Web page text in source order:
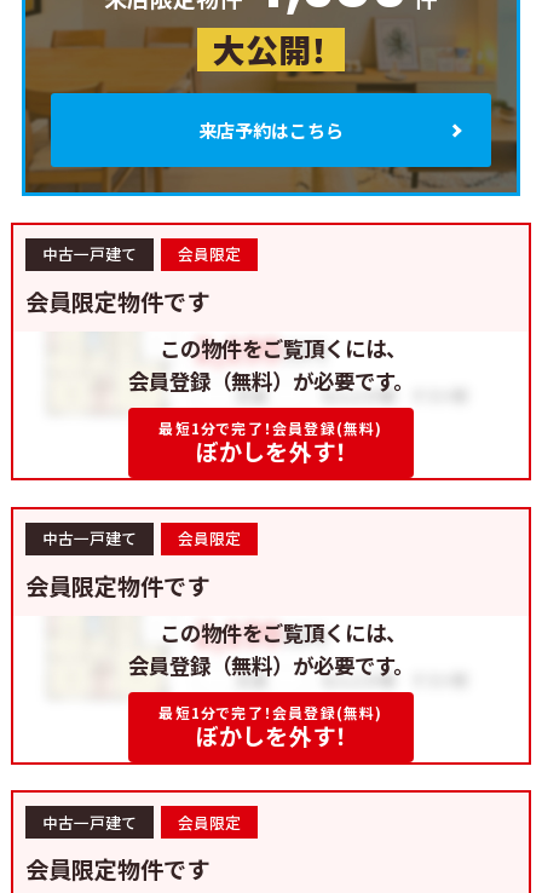
大公開！
来店予約はこちら
中古一戸建て 会員限定
会員限定物件です
この物件をご覧頂くには、
会員登録（無料）が必要です。
最短1分で完了！会員登録(無料)
ぼかしを外す！
中古一戸建て 会員限定
会員限定物件です
この物件をご覧頂くには、
会員登録（無料）が必要です。
最短1分で完了！会員登録(無料)
ぼかしを外す！
中古一戸建て 会員限定
会員限定物件です